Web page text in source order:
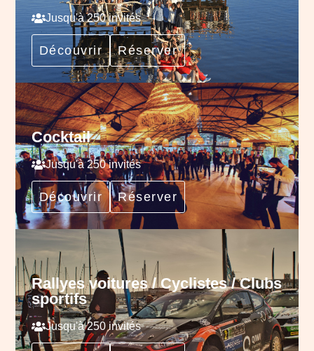
Jusqu'à 250 invités
Découvrir Réserver
Cocktail
Jusqu'à 250 invités
Découvrir Réserver
Rallyes voitures / Cyclistes / Clubs
sportifs
Jusqu'à 250 invités